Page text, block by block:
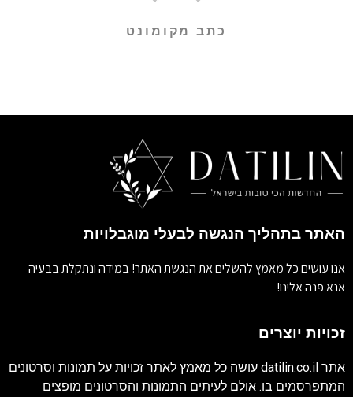
כתב מקומונט
האתר בתהליך הנגשה לבעלי מוגבלויות
אנו עושים כל מאמץ להשלים את הנגשת האתר! במידה ונתקלת בבעיה
אנא פנה אלינו!
זכויות יוצרים
אתר datilin.co.il עושה כל מאמץ לאתר זכויות על תמונות וסרטונים
המתפרסמים בו. אולם לעיתים התמונות והסרטונים מופצים